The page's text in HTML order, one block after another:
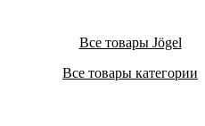
Все товары Jögel
Все товары категории